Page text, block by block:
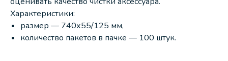
Характеристики:
размер — 740х55/125 мм,
количество пакетов в пачке — 100 штук.